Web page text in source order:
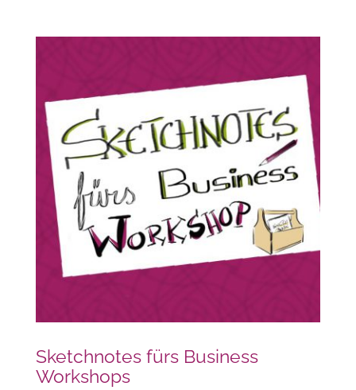
Sketchnotes fürs Business
Workshops